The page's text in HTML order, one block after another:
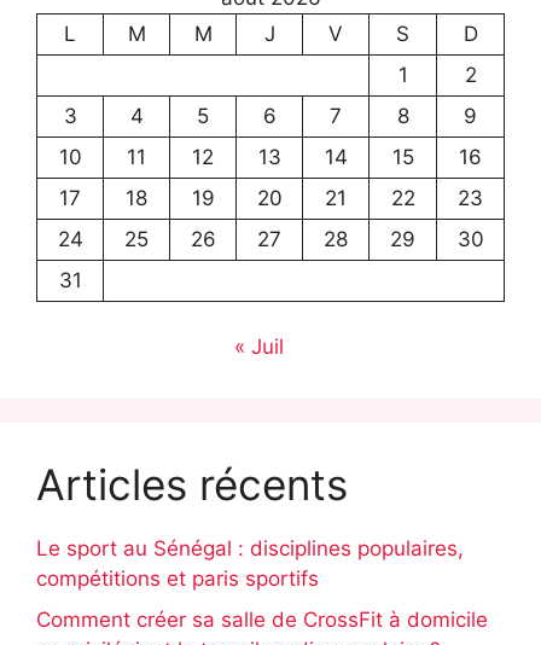
L
M M J V S
D
1
2
3
4 5 6 7 8
9
10
11 12 13 14 15
16
17
18 19 20 21 22
23
24
25 26 27 28 29
30
31
« Juil
Articles récents
Le sport au Sénégal : disciplines populaires,
compétitions et paris sportifs
Comment créer sa salle de CrossFit à domicile